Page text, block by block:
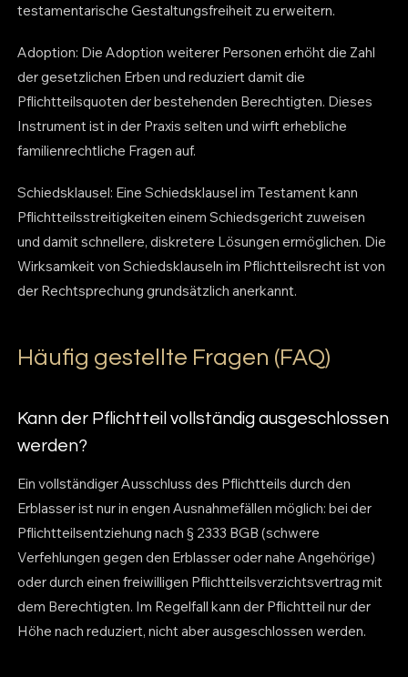
testamentarische Gestaltungsfreiheit zu erweitern.
Adoption: Die Adoption weiterer Personen erhöht die Zahl
der gesetzlichen Erben und reduziert damit die
Pflichtteilsquoten der bestehenden Berechtigten. Dieses
Instrument ist in der Praxis selten und wirft erhebliche
familienrechtliche Fragen auf.
Schiedsklausel: Eine Schiedsklausel im Testament kann
Pflichtteilsstreitigkeiten einem Schiedsgericht zuweisen
und damit schnellere, diskretere Lösungen ermöglichen. Die
Wirksamkeit von Schiedsklauseln im Pflichtteilsrecht ist von
der Rechtsprechung grundsätzlich anerkannt.
Häufig gestellte Fragen (FAQ)
Kann der Pflichtteil vollständig ausgeschlossen
werden?
Ein vollständiger Ausschluss des Pflichtteils durch den
Erblasser ist nur in engen Ausnahmefällen möglich: bei der
Pflichtteilsentziehung nach § 2333 BGB (schwere
Verfehlungen gegen den Erblasser oder nahe Angehörige)
oder durch einen freiwilligen Pflichtteilsverzichtsvertrag mit
dem Berechtigten. Im Regelfall kann der Pflichtteil nur der
Höhe nach reduziert, nicht aber ausgeschlossen werden.